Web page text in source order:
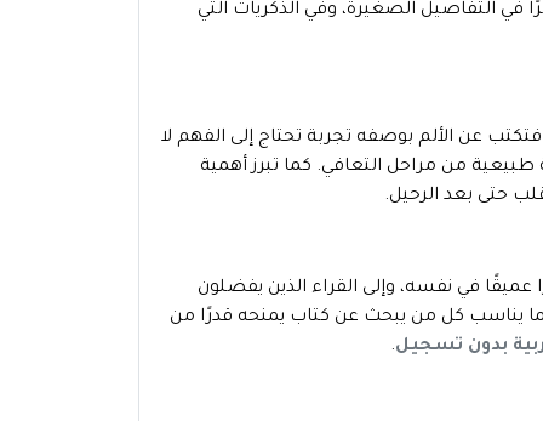
التفاصيل الصغيرة، وفي الذكريات التي
عن الألم بوصفه تجربة تحتاج إلى الفهم لا
من مراحل التعافي. كما تبرز أهمية
حتى بعد الرحيل.
في نفسه، وإلى القراء الذين يفضلون
يناسب كل من يبحث عن كتاب يمنحه قدرًا من
.